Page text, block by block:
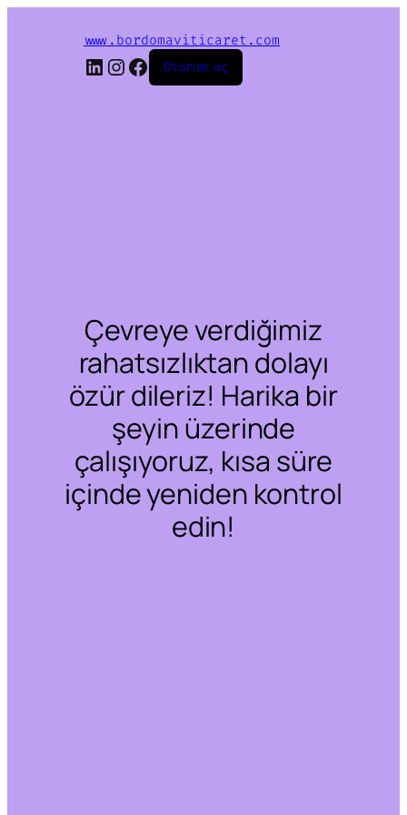
www.bordomaviticaret.com
LinkedIn
Instagram
Facebook
Oturum aç
Çevreye verdiğimiz
rahatsızlıktan dolayı
özür dileriz! Harika bir
şeyin üzerinde
çalışıyoruz, kısa süre
içinde yeniden kontrol
edin!